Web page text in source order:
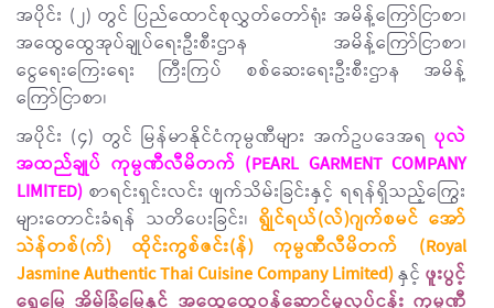
အပိုင်း (၂) တွင် ပြည်ထောင်စုလွှတ်တော်ရုံး အမိန့်ကြော်ငြာစာ၊
အထွေထွေအုပ်ချုပ်ရေးဦးစီးဌာန အမိန့်ကြော်ငြာစာ၊
ငွေရေးကြေးရေး ကြီးကြပ် စစ်ဆေးရေးဦးစီးဌာန အမိန့်
ကြော်ငြာစာ၊
အပိုင်း (၄) တွင် မြန်မာနိုင်ငံကုမ္ပဏီများ အက်ဥပဒေအရ ပုလဲ
အထည်ချုပ် ကုမ္ပဏီလီမိတက် (PEARL GARMENT COMPANY
LIMITED) စာရင်းရှင်းလင်း ဖျက်သိမ်းခြင်းနှင့် ရရန်ရှိသည့်ကြွေး
များတောင်းခံရန် သတိပေးခြင်း၊ ရွိုင်ရယ်(လ်)ဂျက်စမင် အော်
သဲန်တစ်(က်) ထိုင်းကွစ်ဇင်း(န်) ကုမ္ပဏီလီမိတက် (Royal
Jasmine Authentic Thai Cuisine Company Limited)နှင့် ဖူးပွင့်
ရွှေမြေ အိမ်ခြံမြေနှင့် အထွေထွေဝန်ဆောင်မှုလုပ်ငန်း ကုမ္ပဏီ